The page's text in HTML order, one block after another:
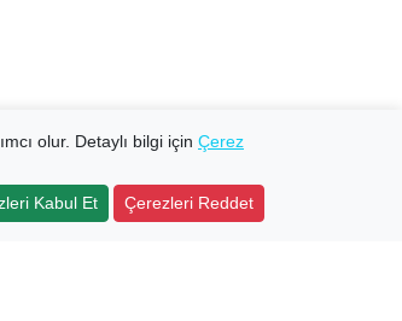
olur. Detaylı bilgi için Çerez
Kabul Et
Çerezleri Reddet